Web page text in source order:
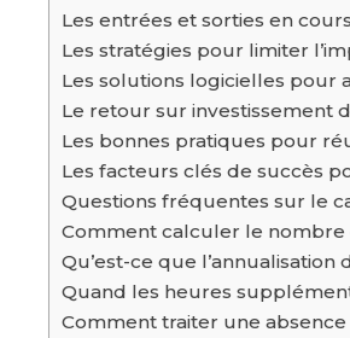
Les entrées et sorties en
Les stratégies pour limiter
Les solutions logicielles pour
Le retour sur investissement
Les bonnes pratiques pour
Les facteurs clés de succès
Questions fréquentes sur le
Comment calculer le nombre
Qu’est-ce que l’annualisation
Quand les heures
Comment traiter une